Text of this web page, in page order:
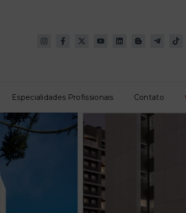
Especialidades Profissionais Contato